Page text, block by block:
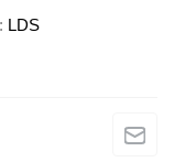
LDS